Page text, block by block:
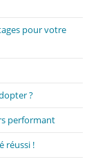
pour votre
?
performant
réussi !